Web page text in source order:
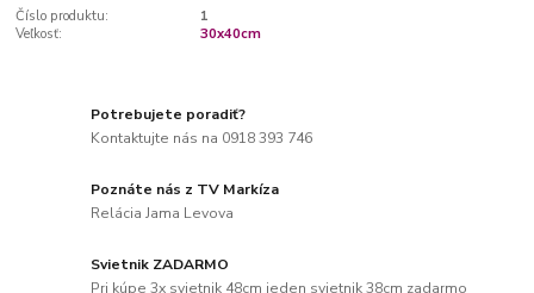
Číslo produktu:
1
Veľkosť:
30x40cm
Potrebujete poradiť?
Kontaktujte nás na 0918 393 746
Poznáte nás z TV Markíza
Relácia Jama Levova
Svietnik ZADARMO
Pri kúpe 3x svietnik 48cm jeden svietnik 38cm zadarmo